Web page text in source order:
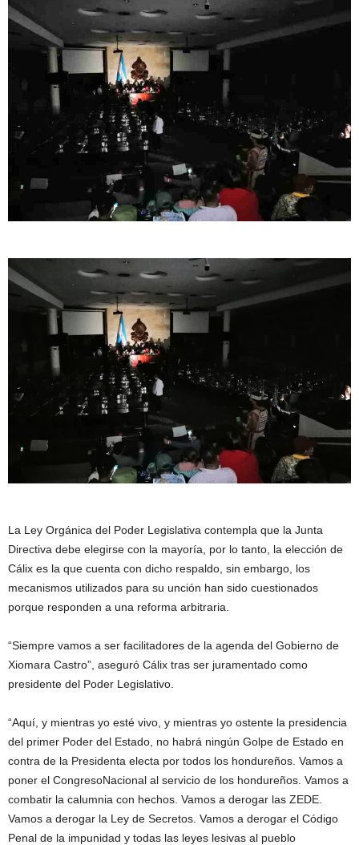
La Ley Orgánica del Poder Legislativa contempla que la Junta
Directiva debe elegirse con la mayoría, por lo tanto, la elección de
Cálix es la que cuenta con dicho respaldo, sin embargo, los
mecanismos utilizados para su unción han sido cuestionados
porque responden a una reforma arbitraria.
“Siempre vamos a ser facilitadores de la agenda del Gobierno de
Xiomara Castro”, aseguró Cálix tras ser juramentado como
presidente del Poder Legislativo.
“Aquí, y mientras yo esté vivo, y mientras yo ostente la presidencia
del primer Poder del Estado, no habrá ningún Golpe de Estado en
contra de la Presidenta electa por todos los hondureños. Vamos a
poner el CongresoNacional al servicio de los hondureños. Vamos a
combatir la calumnia con hechos. Vamos a derogar las ZEDE.
Vamos a derogar la Ley de Secretos. Vamos a derogar el Código
Penal de la impunidad y todas las leyes lesivas al pueblo